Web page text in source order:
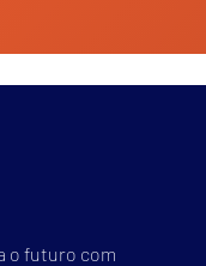
o futuro com